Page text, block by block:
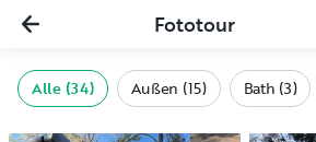
Fototour
Alle (34) Außen (15) Bath (3)